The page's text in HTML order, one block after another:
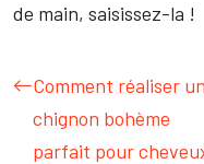
de main, saisissez-la !
Comment réaliser un
chignon bohème
parfait pour